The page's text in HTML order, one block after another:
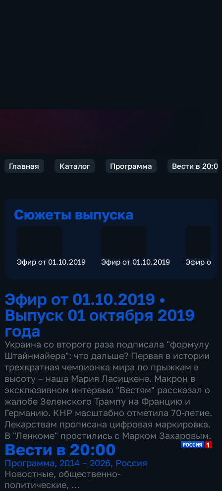
Главная Каталог Программа Вести в 20:00
Сюжеты выпуска
Эфир от 01.10.2019 Эфир от 01.10.2019 Эфир от
Эфир от 01.10.2019 •
Выпуск 01 октября 2019
года
Украина со второго раза подписала "формулу
Штайнмайера": что дальше? Первая в истории
трехкратная чемпионка мира по прыжкам в
высоту – наша Мария Ласицкене. Макрон в
эксклюзивном интервью "Вестям" рассказал о
жалобе Зеленского Трампу на Францию и
Германию. КНР масштабно отметила 70-летие.
Лекарствам прописана цифровая маркировка.
В "Ленкоме" простились с Марком Захаровым.
Вести в 20:00
Программа,2014 – 2026, Россия
Новостные, общественно-
политические,